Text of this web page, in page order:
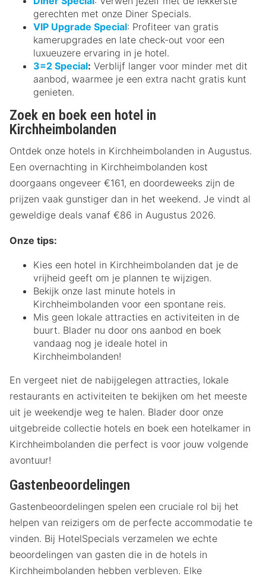
gerechten met onze Diner Specials.
VIP Upgrade Special: Profiteer van gratis
kamerupgrades en late check-out voor een
luxueuzere ervaring in je hotel.
3=2 Special: Verblijf langer voor minder met dit
aanbod, waarmee je een extra nacht gratis kunt
genieten.
Zoek en boek een hotel in
Kirchheimbolanden
Ontdek onze hotels in Kirchheimbolanden in Augustus.
Een overnachting in Kirchheimbolanden kost
doorgaans ongeveer €161, en doordeweeks zijn de
prijzen vaak gunstiger dan in het weekend. Je vindt al
geweldige deals vanaf €86 in Augustus 2026.
Onze tips:
Kies een hotel in Kirchheimbolanden dat je de
vrijheid geeft om je plannen te wijzigen.
Bekijk onze last minute hotels in
Kirchheimbolanden voor een spontane reis.
Mis geen lokale attracties en activiteiten in de
buurt. Blader nu door ons aanbod en boek
vandaag nog je ideale hotel in
Kirchheimbolanden!
En vergeet niet de nabijgelegen attracties, lokale
restaurants en activiteiten te bekijken om het meeste
uit je weekendje weg te halen. Blader door onze
uitgebreide collectie hotels en boek een hotelkamer in
Kirchheimbolanden die perfect is voor jouw volgende
avontuur!
Gastenbeoordelingen
Gastenbeoordelingen spelen een cruciale rol bij het
helpen van reizigers om de perfecte accommodatie te
vinden. Bij HotelSpecials verzamelen we echte
beoordelingen van gasten die in de hotels in
Kirchheimbolanden hebben verbleven. Elke